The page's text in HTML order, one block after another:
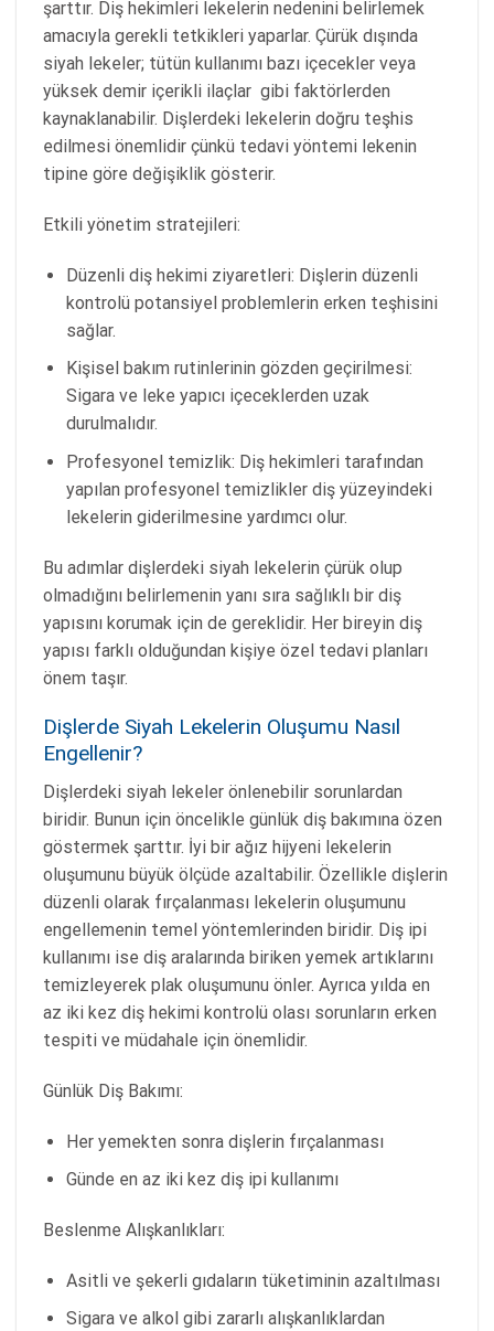
şarttır. Diş hekimleri lekelerin nedenini belirlemek
amacıyla gerekli tetkikleri yaparlar. Çürük dışında
siyah lekeler; tütün kullanımı bazı içecekler veya
yüksek demir içerikli ilaçlar gibi faktörlerden
kaynaklanabilir. Dişlerdeki lekelerin doğru teşhis
edilmesi önemlidir çünkü tedavi yöntemi lekenin
tipine göre değişiklik gösterir.
Etkili yönetim stratejileri:
Düzenli diş hekimi ziyaretleri: Dişlerin düzenli
kontrolü potansiyel problemlerin erken teşhisini
sağlar.
Kişisel bakım rutinlerinin gözden geçirilmesi:
Sigara ve leke yapıcı içeceklerden uzak
durulmalıdır.
Profesyonel temizlik: Diş hekimleri tarafından
yapılan profesyonel temizlikler diş yüzeyindeki
lekelerin giderilmesine yardımcı olur.
Bu adımlar dişlerdeki siyah lekelerin çürük olup
olmadığını belirlemenin yanı sıra sağlıklı bir diş
yapısını korumak için de gereklidir. Her bireyin diş
yapısı farklı olduğundan kişiye özel tedavi planları
önem taşır.
Dişlerde Siyah Lekelerin Oluşumu Nasıl
Engellenir?
Dişlerdeki siyah lekeler önlenebilir sorunlardan
biridir. Bunun için öncelikle günlük diş bakımına özen
göstermek şarttır. İyi bir ağız hijyeni lekelerin
oluşumunu büyük ölçüde azaltabilir. Özellikle dişlerin
düzenli olarak fırçalanması lekelerin oluşumunu
engellemenin temel yöntemlerinden biridir. Diş ipi
kullanımı ise diş aralarında biriken yemek artıklarını
temizleyerek plak oluşumunu önler. Ayrıca yılda en
az iki kez diş hekimi kontrolü olası sorunların erken
tespiti ve müdahale için önemlidir.
Günlük Diş Bakımı:
Her yemekten sonra dişlerin fırçalanması
Günde en az iki kez diş ipi kullanımı
Beslenme Alışkanlıkları:
Asitli ve şekerli gıdaların tüketiminin azaltılması
Sigara ve alkol gibi zararlı alışkanlıklardan